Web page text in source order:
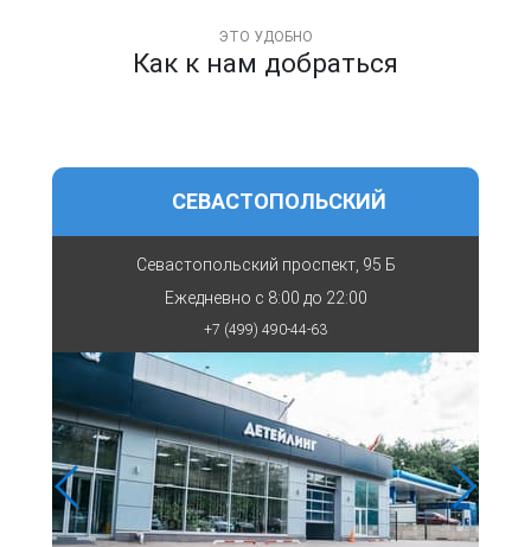
ЭТО УДОБНО
Как к нам добраться
СЕВАСТОПОЛЬСКИЙ
Севастопольский проспект, 95 Б
Ежедневно с 8:00 до 22:00
+7 (499) 490-44-63